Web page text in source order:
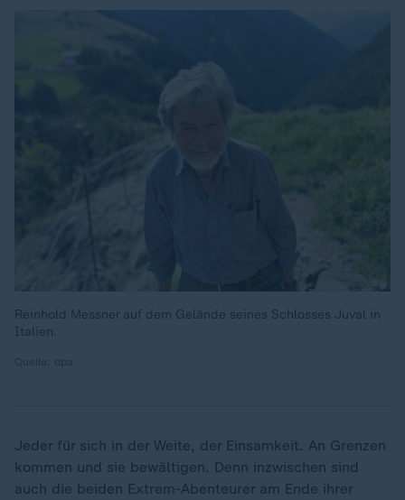
Reinhold Messner auf dem Gelände seines Schlosses Juval in
Italien.
Jeder für sich in der Weite, der Einsamkeit. An Grenzen
kommen und sie bewältigen. Denn inzwischen sind
auch die beiden Extrem-Abenteurer am Ende ihrer